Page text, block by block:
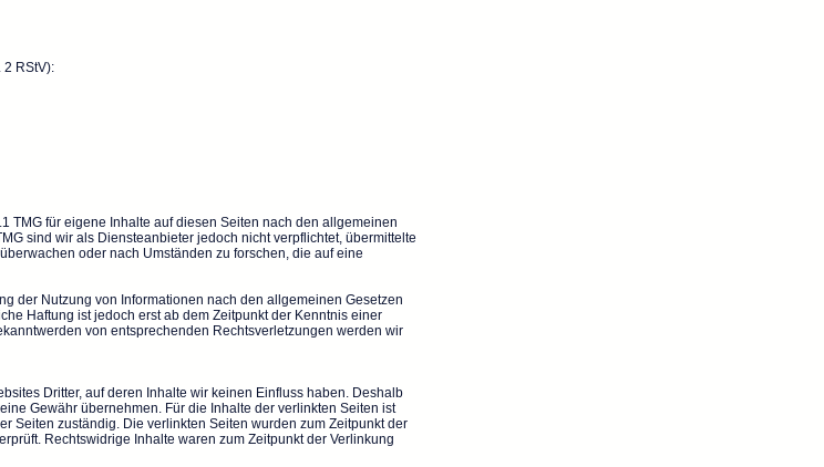
2 RStV):
TMG für eigene Inhalte auf diesen Seiten nach den allgemeinen
sind wir als Diensteanbieter jedoch nicht verpflichtet, übermittelte
oder nach Umständen zu forschen, die auf eine
der Nutzung von Informationen nach den allgemeinen Gesetzen
Haftung ist jedoch erst ab dem Zeitpunkt der Kenntnis einer
von entsprechenden Rechtsverletzungen werden wir
Dritter, auf deren Inhalte wir keinen Einfluss haben. Deshalb
Gewähr übernehmen. Für die Inhalte der verlinkten Seiten ist
Seiten zuständig. Die verlinkten Seiten wurden zum Zeitpunkt der
Rechtswidrige Inhalte waren zum Zeitpunkt der Verlinkung